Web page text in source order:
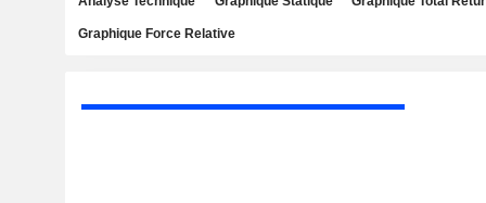
Graphique Force Relative